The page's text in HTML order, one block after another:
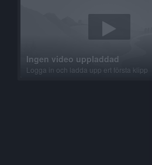
Ingen video uppladdad
Logga in och ladda upp ert första klipp